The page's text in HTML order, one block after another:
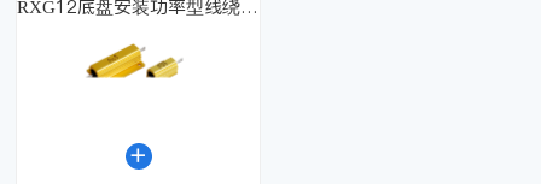
RXG12底盘安装功率型线绕固定电阻器（国军标）
